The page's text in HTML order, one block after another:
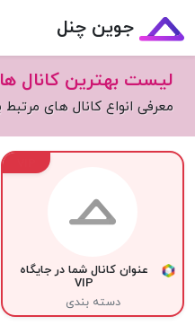
جوین چنل
لیست بهترین کانال
معرفی انواع کانال های
عنوان کانال شما در جایگاه
VIP
دسته بندی